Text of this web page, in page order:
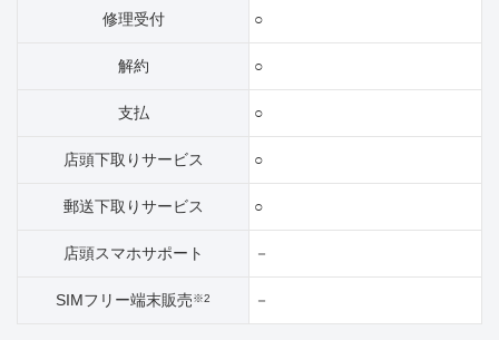
修理受付 ○
解約 ○
支払 ○
店頭下取りサービス ○
郵送下取りサービス ○
店頭スマホサポート －
SIMフリー端末販売※2 －